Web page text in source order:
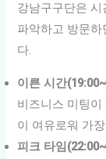
강남구구단은
파악하고 방문하
다.
이른 시간
비즈니스 미팅이
이 여유로워 가
피크 타임